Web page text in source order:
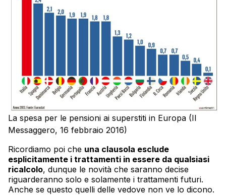
La spesa per le pensioni ai superstiti in Europa (Il
Messaggero, 16 febbraio 2016)
Ricordiamo poi che una clausola esclude
esplicitamente i trattamenti in essere da qualsiasi
ricalcolo, dunque le novità che saranno decise
riguarderanno solo e solamente i trattamenti futuri.
Anche se questo quelli delle vedove non ve lo dicono.